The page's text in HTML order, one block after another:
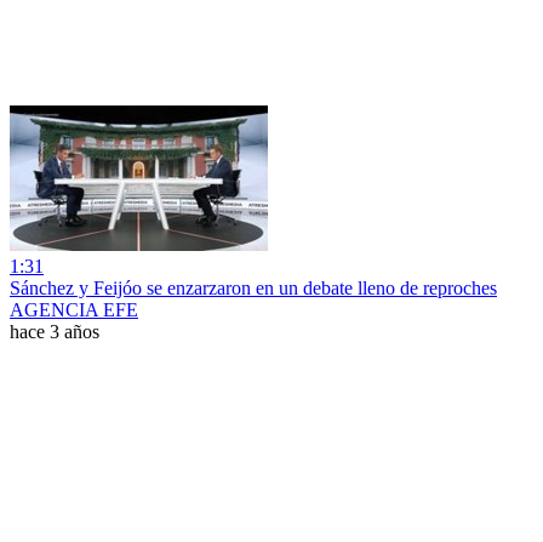
1:31
Sánchez y Feijóo se enzarzaron en un debate lleno de reproches
AGENCIA EFE
hace 3 años